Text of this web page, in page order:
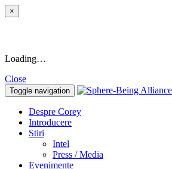
×
Loading…
Close
Toggle navigation
Despre Corey
Introducere
Stiri
Intel
Press / Media
Evenimente